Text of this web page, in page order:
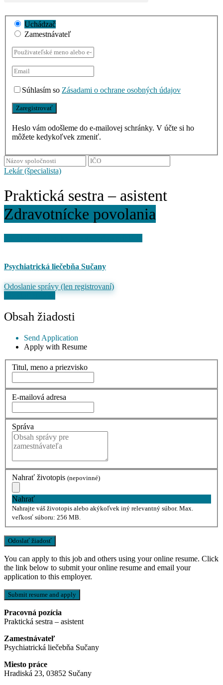
Uchádzač
Zamestnávateľ
Súhlasím so Zásadami o ochrane osobných údajov
Heslo vám odošleme do e-mailovej schránky. V účte si ho
môžete kedykoľvek zmeniť.
Lekár (špecialista)
Praktická sestra – asistent
Zdravotnícke povolania
Psychiatrická liečebňa Sučany
Odoslanie správy (len registrovaní)
Obsah žiadosti
Send Application
Apply with Resume
Titul, meno a priezvisko
E-mailová adresa
Správa
Nahrať životopis (nepovinné)
Nahrať
Nahrajte váš životopis alebo akýkoľvek iný relevantný súbor. Max.
veľkosť súboru: 256 MB.
You can apply to this job and others using your online resume. Click
the link below to submit your online resume and email your
application to this employer.
Pracovná pozícia
Praktická sestra – asistent
Zamestnávateľ
Psychiatrická liečebňa Sučany
Miesto práce
Hradiská 23, 03852 Sučany